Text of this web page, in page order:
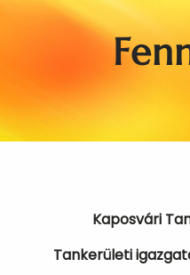
Kaposvári
Tankerületi